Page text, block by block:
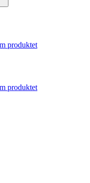
produktet
produktet